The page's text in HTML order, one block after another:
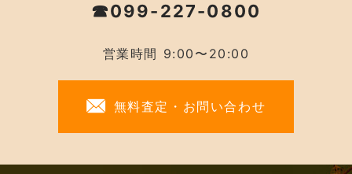
☎099-227-0800
営業時間 9:00〜20:00
無料査定・お問い合わせ